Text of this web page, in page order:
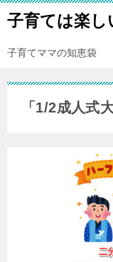
子育ては楽し
子育てママの知恵袋
「1/2成人式